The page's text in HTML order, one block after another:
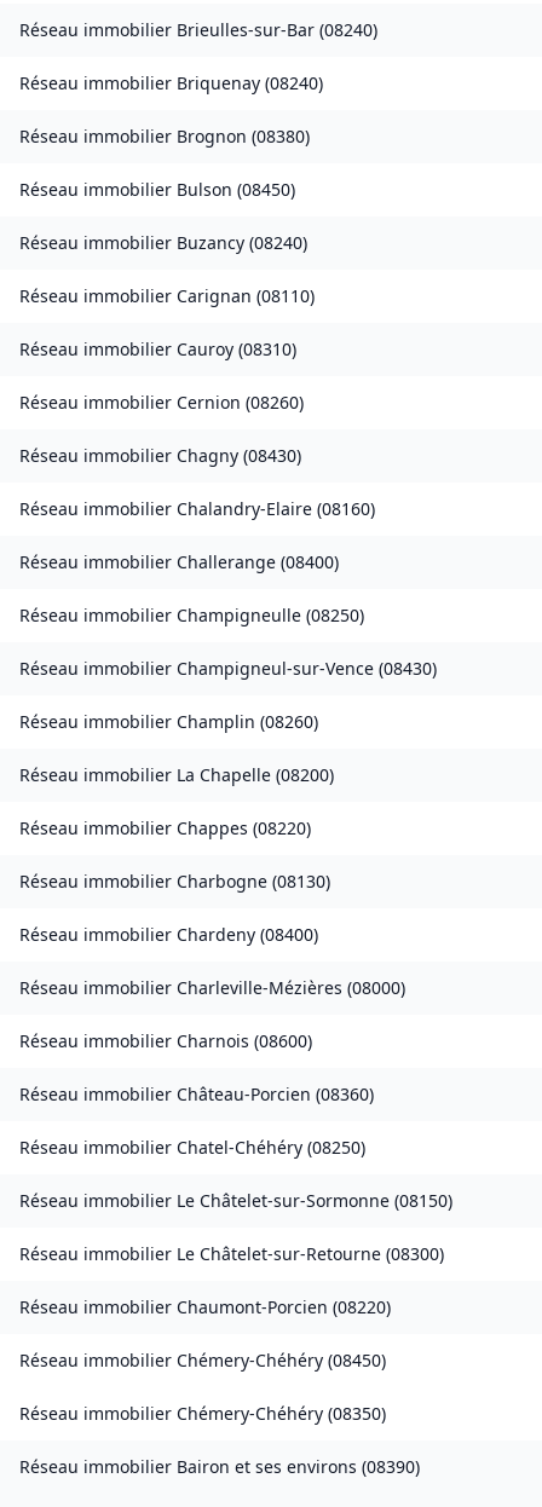
Réseau immobilier Brieulles-sur-Bar (08240)
Réseau immobilier Briquenay (08240)
Réseau immobilier Brognon (08380)
Réseau immobilier Bulson (08450)
Réseau immobilier Buzancy (08240)
Réseau immobilier Carignan (08110)
Réseau immobilier Cauroy (08310)
Réseau immobilier Cernion (08260)
Réseau immobilier Chagny (08430)
Réseau immobilier Chalandry-Elaire (08160)
Réseau immobilier Challerange (08400)
Réseau immobilier Champigneulle (08250)
Réseau immobilier Champigneul-sur-Vence (08430)
Réseau immobilier Champlin (08260)
Réseau immobilier La Chapelle (08200)
Réseau immobilier Chappes (08220)
Réseau immobilier Charbogne (08130)
Réseau immobilier Chardeny (08400)
Réseau immobilier Charleville-Mézières (08000)
Réseau immobilier Charnois (08600)
Réseau immobilier Château-Porcien (08360)
Réseau immobilier Chatel-Chéhéry (08250)
Réseau immobilier Le Châtelet-sur-Sormonne (08150)
Réseau immobilier Le Châtelet-sur-Retourne (08300)
Réseau immobilier Chaumont-Porcien (08220)
Réseau immobilier Chémery-Chéhéry (08450)
Réseau immobilier Chémery-Chéhéry (08350)
Réseau immobilier Bairon et ses environs (08390)